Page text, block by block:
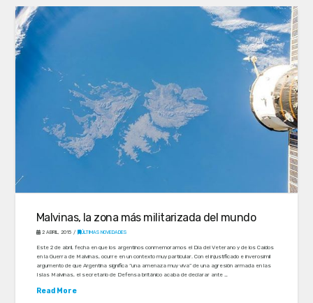
Malvinas, la zona más militarizada del mundo
2 ABRIL, 2015 ÚLTIMAS NOVEDADES
Este 2 de abril, fecha en que los argentinos conmemoramos el Día del Veterano y de los Caídos
en la Guerra de Malvinas, ocurre en un contexto muy particular. Con el injustificado e inverosímil
argumento de que Argentina significa “una amenaza muy viva” de una agresión armada en las
Islas Malvinas, el secretario de Defensa británico acaba de declarar ante …
Read More